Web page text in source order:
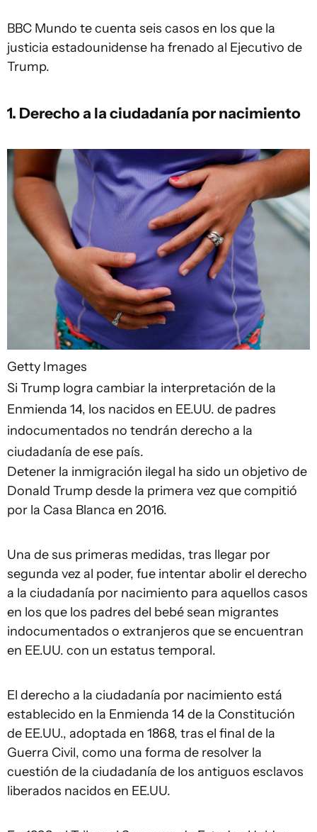
BBC Mundo te cuenta seis casos en los que la
justicia estadounidense ha frenado al Ejecutivo de
Trump.
1. Derecho a la ciudadanía por nacimiento
Getty Images
Si Trump logra cambiar la interpretación de la
Enmienda 14, los nacidos en EE.UU. de padres
indocumentados no tendrán derecho a la
ciudadanía de ese país.
Detener la inmigración ilegal ha sido un objetivo de
Donald Trump desde la primera vez que compitió
por la Casa Blanca en 2016.
Una de sus primeras medidas, tras llegar por
segunda vez al poder, fue intentar abolir el derecho
a la ciudadanía por nacimiento para aquellos casos
en los que los padres del bebé sean migrantes
indocumentados o extranjeros que se encuentran
en EE.UU. con un estatus temporal.
El derecho a la ciudadanía por nacimiento está
establecido en la Enmienda 14 de la Constitución
de EE.UU., adoptada en 1868, tras el final de la
Guerra Civil, como una forma de resolver la
cuestión de la ciudadanía de los antiguos esclavos
liberados nacidos en EE.UU.